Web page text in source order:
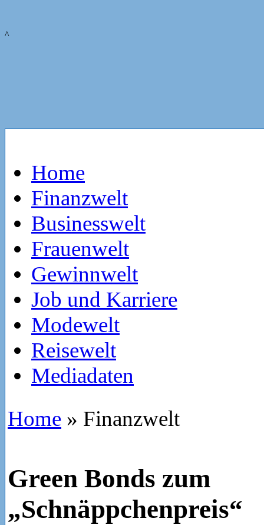
^
Home
Finanzwelt
Businesswelt
Frauenwelt
Gewinnwelt
Job und Karriere
Modewelt
Reisewelt
Mediadaten
Home » Finanzwelt
Green Bonds zum
„Schnäppchenpreis“